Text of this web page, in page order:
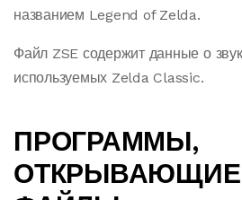
названием Legend of Zelda.
Файл ZSE содержит данные о
используемых Zelda Classic.
ПРОГРАММЫ,
ОТКРЫВАЮЩИЕ